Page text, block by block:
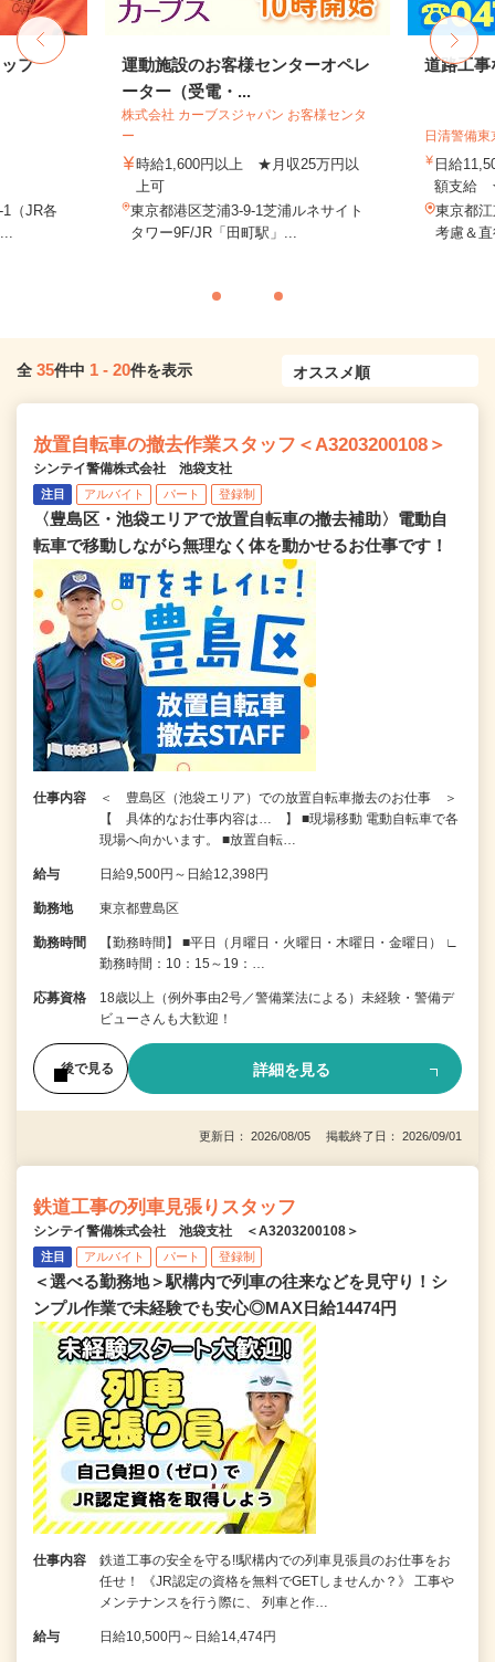
フ
（JR各
運動施設のお客様センターオペレ
ーター（受電・...
株式会社 カーブスジャパン お客様センタ
ー
時給1,600円以上 ★月収25万円以
上可
東京都港区芝浦3-9-1芝浦ルネサイト
タワー9F/JR「田町駅」...
道路工事
日清警備
日給
額支給
東京都
考慮＆
全 35件中 1 - 20件を表示
放置自転車の撤去作業スタッフ＜A3203200108＞
シンテイ警備株式会社 池袋支社
注目 アルバイト パート 登録制
〈豊島区・池袋エリアで放置自転車の撤去補助〉電動自
転車で移動しながら無理なく体を動かせるお仕事です！
仕事内容
＜ 豊島区（池袋エリア）での放置自転車撤去のお仕事 ＞
【 具体的なお仕事内容は… 】 ■現場移動 電動自転車で各
現場へ向かいます。 ■放置自転…
給与 日給9,500円～日給12,398円
勤務地 東京都豊島区
勤務時間
【勤務時間】 ■平日（月曜日・火曜日・木曜日・金曜日） ∟
勤務時間：10：15～19：…
応募資格
18歳以上（例外事由2号／警備業法による）未経験・警備デ
ビューさんも大歓迎！
後で見る 詳細を見る
更新日： 2026/08/05 掲載終了日： 2026/09/01
鉄道工事の列車見張りスタッフ
シンテイ警備株式会社 池袋支社 ＜A3203200108＞
注目 アルバイト パート 登録制
＜選べる勤務地＞駅構内で列車の往来などを見守り！シ
ンプル作業で未経験でも安心◎MAX日給14474円
仕事内容
鉄道工事の安全を守る!!駅構内での列車見張員のお仕事をお
任せ！ 《JR認定の資格を無料でGETしませんか？》 工事や
メンテナンスを行う際に、 列車と作…
給与 日給10,500円～日給14,474円